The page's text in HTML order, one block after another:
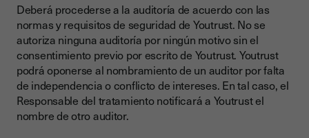
Deberá procederse a la auditoría de acuerdo con las
normas y requisitos de seguridad de Youtrust. No se
autoriza ninguna auditoría por ningún motivo sin el
consentimiento previo por escrito de Youtrust. Youtrust
podrá oponerse al nombramiento de un auditor por falta
de independencia o conflicto de intereses. En tal caso, el
Responsable del tratamiento notificará a Youtrust el
nombre de otro auditor.